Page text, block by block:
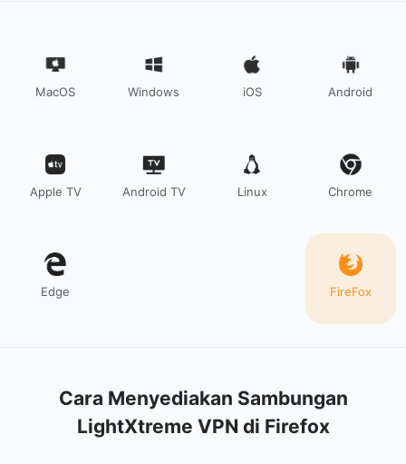
MacOS Windows iOS Android
Apple TV Android TV Linux Chrome
Edge FireFox
Cara Menyediakan Sambungan
LightXtreme VPN di Firefox